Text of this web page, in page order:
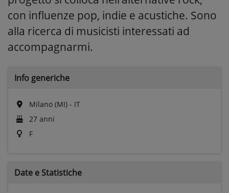
con influenze pop, indie e acustiche. Sono
alla ricerca di musicisti interessati ad
accompagnarmi.
Info generiche
Milano (MI) - IT
27 anni
F
Date e Statistiche